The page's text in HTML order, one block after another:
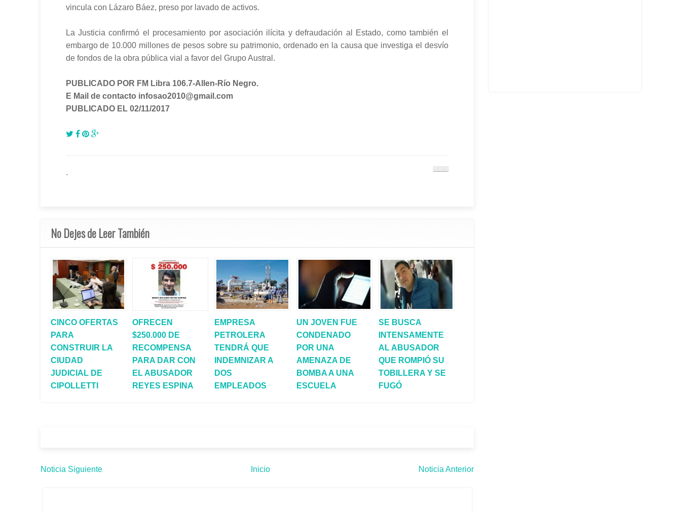
vincula con Lázaro Báez, preso por lavado de activos.
La Justicia confirmó el procesamiento por asociación ilícita y defraudación al Estado, como también el
embargo de 10.000 millones de pesos sobre su patrimonio, ordenado en la causa que investiga el desvío
de fondos de la obra pública vial a favor del Grupo Austral.
PUBLICADO POR FM Libra 106.7-Allen-Río Negro.
E Mail de contacto infosao2010@gmail.com
PUBLICADO EL 02/11/2017
.
No Dejes de Leer También
CINCO OFERTAS
PARA
CONSTRUIR LA
CIUDAD
JUDICIAL DE
CIPOLLETTI
OFRECEN
$250.000 DE
RECOMPENSA
PARA DAR CON
EL ABUSADOR
REYES ESPINA
EMPRESA
PETROLERA
TENDRÁ QUE
INDEMNIZAR A
DOS
EMPLEADOS
UN JOVEN FUE
CONDENADO
POR UNA
AMENAZA DE
BOMBA A UNA
ESCUELA
SE BUSCA
INTENSAMENTE
AL ABUSADOR
QUE ROMPIÓ SU
TOBILLERA Y SE
FUGÓ
Noticia Siguiente Inicio Noticia Anterior